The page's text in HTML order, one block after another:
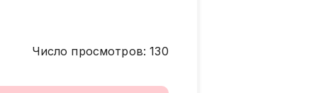
Число просмотров:130